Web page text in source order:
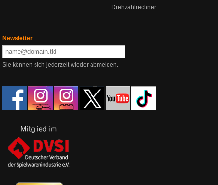
Drehzahlrechner
Newsletter
Sie können sich jederzeit wieder abmelden.